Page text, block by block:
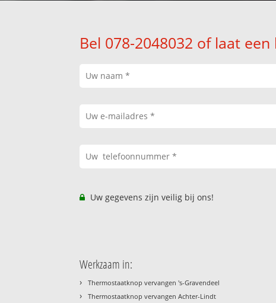
Bel 078-2048032 of laat
Uw gegevens zijn veilig bij ons!
Werkzaam in:
› Thermostaatknop vervangen 's-Gravendeel
› Thermostaatknop vervangen Achter-Lindt